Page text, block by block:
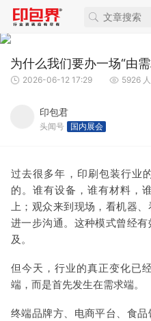
为什么我们要办一场“由
2026-06-12 17:29 5926
印包君
头闻号 国内展会
过去很多年，印刷包装行业
的。谁有设备，谁有材料，
上；观众来到现场，看机器
进一步沟通。这种模式曾经
及。
但今天，行业的真正变化已
端，而是首先发生在需求端。
终端品牌方、电商平台、食